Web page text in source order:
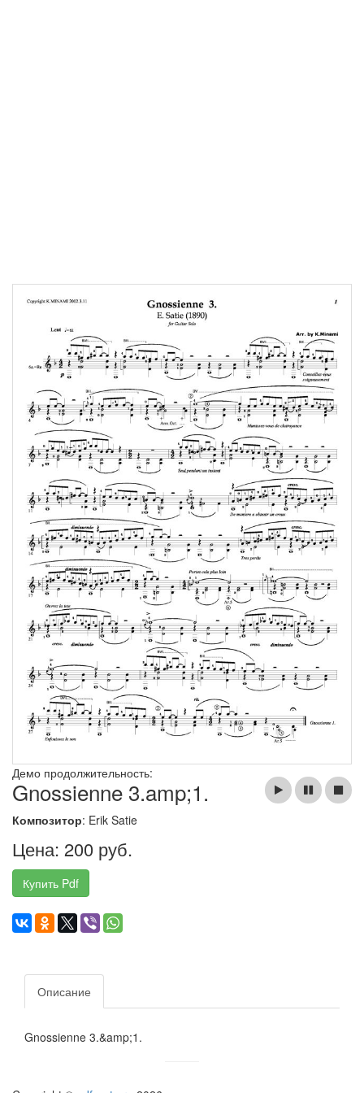
Демо продолжительность:
Gnossienne 3.amp;1.
Композитор: Erik Satie
Цена: 200 руб.
Купить Pdf
Описание
Gnossienne 3.&amp;1.